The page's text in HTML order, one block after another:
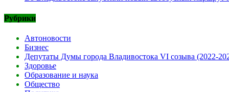
Рубрики
Автоновости
Бизнес
Депутаты Думы города Владивостока VI созыва (2022-
Здоровье
Образование и наука
Общество